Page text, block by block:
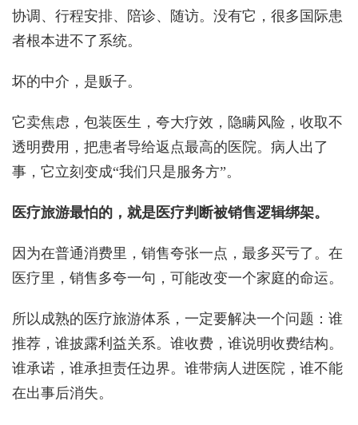
协调、行程安排、陪诊、随访。没有它，很多国际患
者根本进不了系统。
坏的中介，是贩子。
它卖焦虑，包装医生，夸大疗效，隐瞒风险，收取不
透明费用，把患者导给返点最高的医院。病人出了
事，它立刻变成“我们只是服务方”。
医疗旅游最怕的，就是医疗判断被销售逻辑绑架。
因为在普通消费里，销售夸张一点，最多买亏了。在
医疗里，销售多夸一句，可能改变一个家庭的命运。
所以成熟的医疗旅游体系，一定要解决一个问题：谁
推荐，谁披露利益关系。谁收费，谁说明收费结构。
谁承诺，谁承担责任边界。谁带病人进医院，谁不能
在出事后消失。